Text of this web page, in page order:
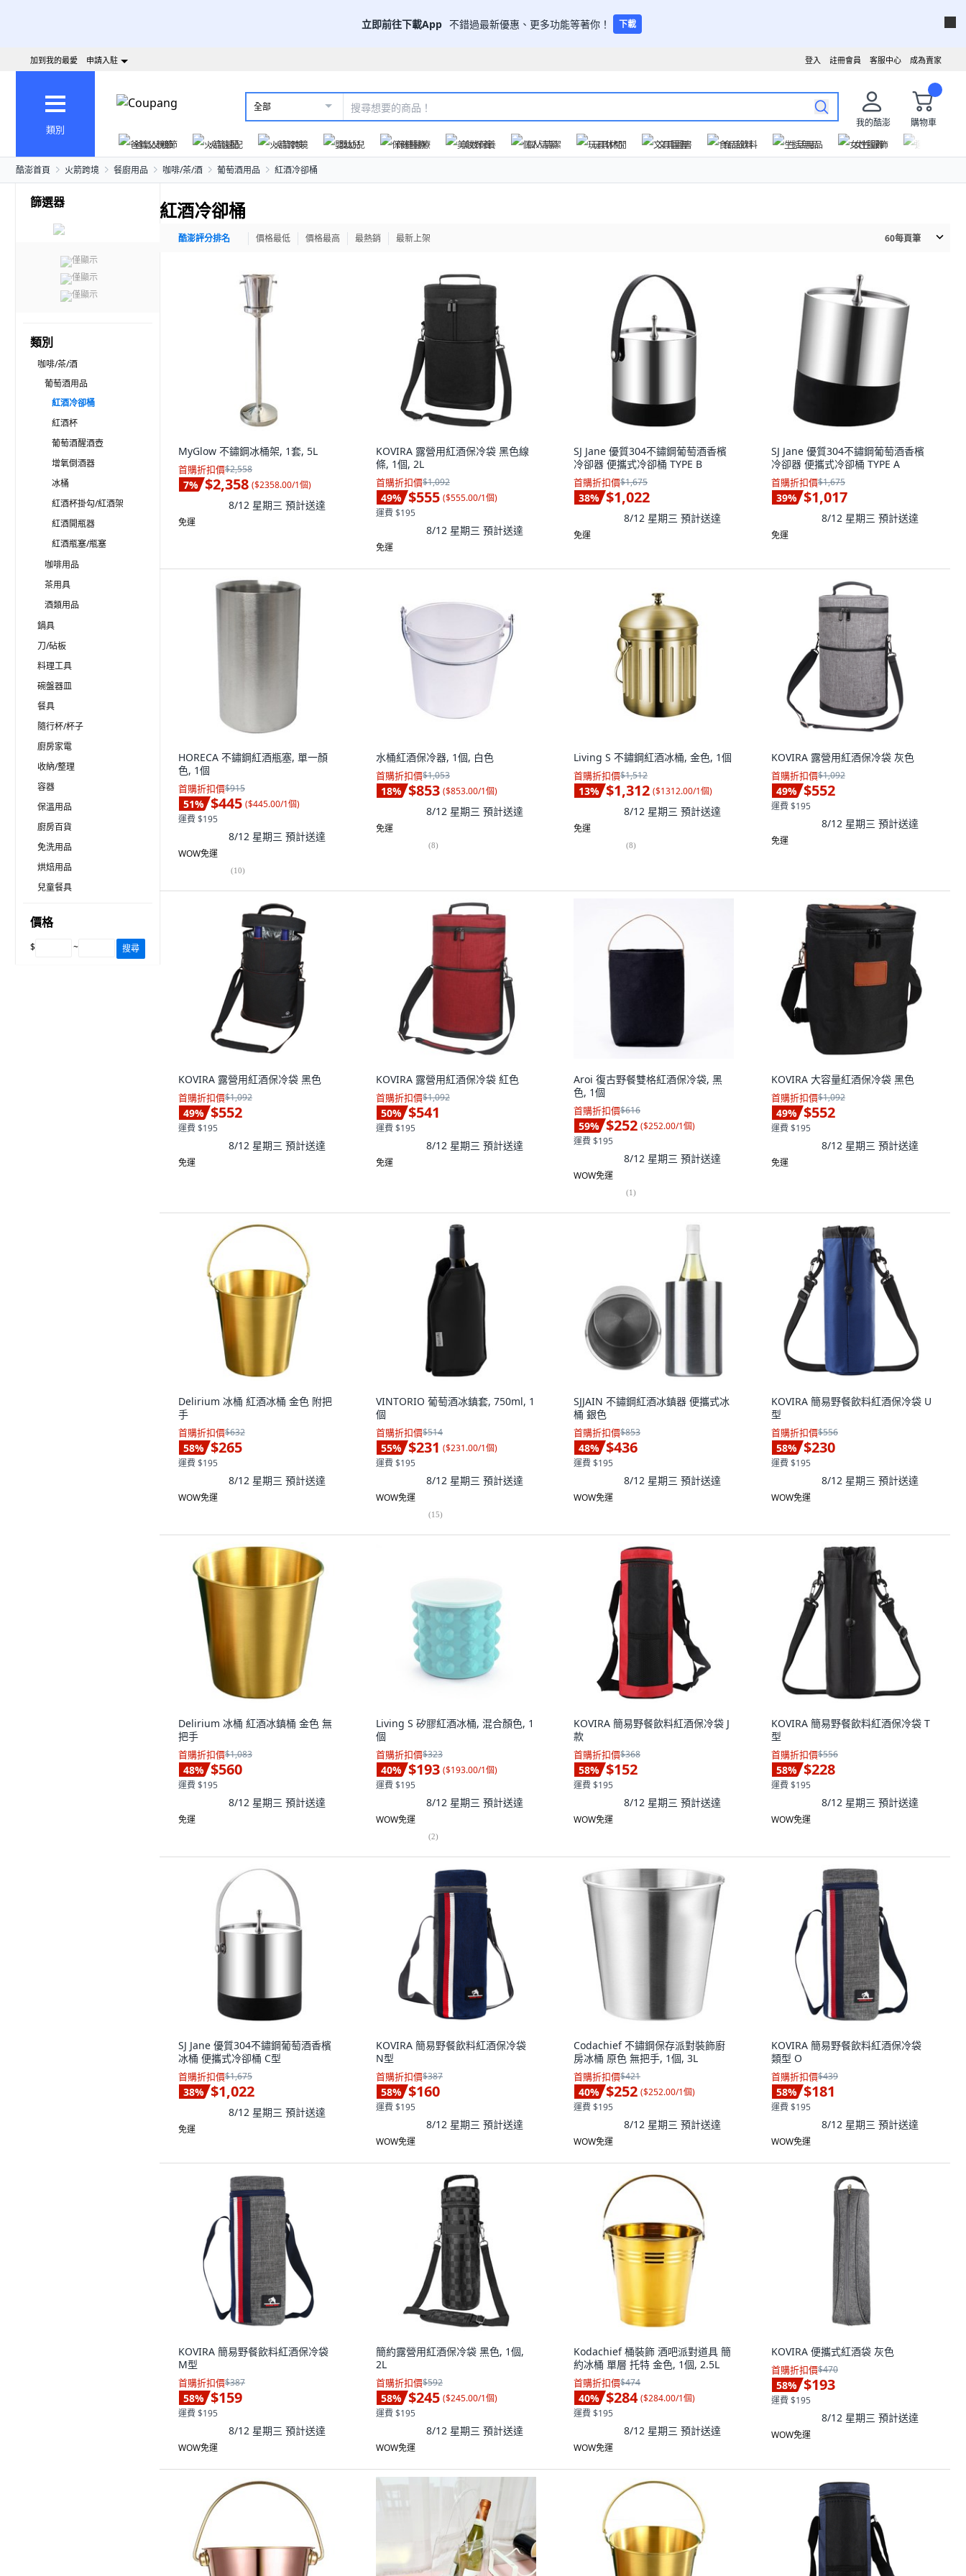
立即前往下載App 不錯過最新優惠、更多功能等著你！ 下載
成為賣家
客服中心
註冊會員
登入
加到我的最愛 申請入駐
類別
全部
我的酷澎
購物車
爸氣父親節
火箭速配 火箭跨境 嬰幼兒 保健醫療 美妝保養 個人清潔 玩具休閒 文具圖書 食品飲料 生活用品 女性服飾
酷澎首頁 火箭跨境 餐廚用品 咖啡/茶/酒 葡萄酒用品 紅酒冷卻桶
篩選器
僅顯示
僅顯示
僅顯示
類別
咖啡/茶/酒
葡萄酒用品
紅酒冷卻桶
紅酒杯
葡萄酒醒酒壺
增氧倒酒器
冰桶
紅酒杯掛勾/紅酒架
紅酒開瓶器
紅酒瓶塞/瓶塞
咖啡用品
茶用具
酒類用品
鍋具
刀/砧板
料理工具
碗盤器皿
餐具
隨行杯/杯子
廚房家電
收納/整理
容器
保溫用品
廚房百貨
免洗用品
烘焙用品
兒童餐具
價格
$ ~ 搜尋
紅酒冷卻桶
酷澎評分排名 價格最低 價格最高 最熱銷 最新上架 60每頁筆
MyGlow 不鏽鋼冰桶架, 1套, 5L
首購折扣價$2,558
7% $2,358 ($2358.00/1個)
8/12 星期三 預計送達
免運
KOVIRA 露營用紅酒保冷袋 黑色線
條, 1個, 2L
首購折扣價$1,092
49% $555 ($555.00/1個)
運費 $195
8/12 星期三 預計送達
免運
SJ Jane 優質304不鏽鋼葡萄酒香檳
冷卻器 便攜式冷卻桶 TYPE B
首購折扣價$1,675
38% $1,022
8/12 星期三 預計送達
免運
SJ Jane 優質304不鏽鋼葡萄酒香檳
冷卻器 便攜式冷卻桶 TYPE A
首購折扣價$1,675
39% $1,017
8/12 星期三 預計送達
免運
HORECA 不鏽鋼紅酒瓶塞, 單一顏
色, 1個
首購折扣價$915
51% $445 ($445.00/1個)
運費 $195
8/12 星期三 預計送達
WOW免運
(10)
水桶紅酒保冷器, 1個, 白色
首購折扣價$1,053
18% $853 ($853.00/1個)
8/12 星期三 預計送達
免運
(8)
Living S 不鏽鋼紅酒冰桶, 金色, 1個
首購折扣價$1,512
13% $1,312 ($1312.00/1個)
8/12 星期三 預計送達
免運
(8)
KOVIRA 露營用紅酒保冷袋 灰色
首購折扣價$1,092
49% $552
運費 $195
8/12 星期三 預計送達
免運
KOVIRA 露營用紅酒保冷袋 黑色
首購折扣價$1,092
49% $552
運費 $195
8/12 星期三 預計送達
免運
KOVIRA 露營用紅酒保冷袋 紅色
首購折扣價$1,092
50% $541
運費 $195
8/12 星期三 預計送達
免運
Aroi 復古野餐雙格紅酒保冷袋, 黑
色, 1個
首購折扣價$616
59% $252 ($252.00/1個)
運費 $195
8/12 星期三 預計送達
WOW免運
(1)
KOVIRA 大容量紅酒保冷袋 黑色
首購折扣價$1,092
49% $552
運費 $195
8/12 星期三 預計送達
免運
Delirium 冰桶 紅酒冰桶 金色 附把
手
首購折扣價$632
58% $265
運費 $195
8/12 星期三 預計送達
WOW免運
VINTORIO 葡萄酒冰鎮套, 750ml, 1
個
首購折扣價$514
55% $231 ($231.00/1個)
運費 $195
8/12 星期三 預計送達
WOW免運
(15)
SJJAIN 不鏽鋼紅酒冰鎮器 便攜式冰
桶 銀色
首購折扣價$853
48% $436
運費 $195
8/12 星期三 預計送達
WOW免運
KOVIRA 簡易野餐飲料紅酒保冷袋 U
型
首購折扣價$556
58% $230
運費 $195
8/12 星期三 預計送達
WOW免運
Delirium 冰桶 紅酒冰鎮桶 金色 無
把手
首購折扣價$1,083
48% $560
運費 $195
8/12 星期三 預計送達
免運
Living S 矽膠紅酒冰桶, 混合顏色, 1
個
首購折扣價$323
40% $193 ($193.00/1個)
運費 $195
8/12 星期三 預計送達
WOW免運
(2)
KOVIRA 簡易野餐飲料紅酒保冷袋 J
款
首購折扣價$368
58% $152
運費 $195
8/12 星期三 預計送達
WOW免運
KOVIRA 簡易野餐飲料紅酒保冷袋 T
型
首購折扣價$556
58% $228
運費 $195
8/12 星期三 預計送達
WOW免運
SJ Jane 優質304不鏽鋼葡萄酒香檳
冰桶 便攜式冷卻桶 C型
首購折扣價$1,675
38% $1,022
8/12 星期三 預計送達
免運
KOVIRA 簡易野餐飲料紅酒保冷袋
N型
首購折扣價$387
58% $160
運費 $195
8/12 星期三 預計送達
WOW免運
Codachief 不鏽鋼保存派對裝飾廚
房冰桶 原色 無把手, 1個, 3L
首購折扣價$421
40% $252 ($252.00/1個)
運費 $195
8/12 星期三 預計送達
WOW免運
KOVIRA 簡易野餐飲料紅酒保冷袋
類型 O
首購折扣價$439
58% $181
運費 $195
8/12 星期三 預計送達
WOW免運
KOVIRA 簡易野餐飲料紅酒保冷袋
M型
首購折扣價$387
58% $159
運費 $195
8/12 星期三 預計送達
WOW免運
簡約露營用紅酒保冷袋 黑色, 1個,
2L
首購折扣價$592
58% $245 ($245.00/1個)
運費 $195
8/12 星期三 預計送達
WOW免運
Kodachief 桶裝飾 酒吧派對道具 簡
約冰桶 單層 托特 金色, 1個, 2.5L
首購折扣價$474
40% $284 ($284.00/1個)
運費 $195
8/12 星期三 預計送達
WOW免運
KOVIRA 便攜式紅酒袋 灰色
首購折扣價$470
58% $193
運費 $195
8/12 星期三 預計送達
WOW免運